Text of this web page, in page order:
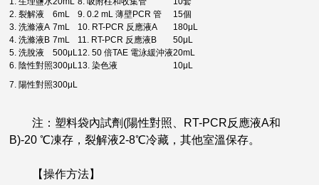
2. 裂解液
6mL 9. 0.2 mL 薄壁PCR 管
15個
3. 洗滌液A 7mL 10. RT-PCR 反應液A
180μL
4. 洗滌液B 7mL 11. RT-PCR 反應液B
50μL
5. 洗脫液
500μL 12. 50 倍TAE 電泳緩沖液20mL
6. 陰性對照300μL 13. 染色液
10μL
7. 陽性對照300μL
注：塑料袋內試劑(陽性對照、RT-PCR反應液A和
B)-20 ℃凍存，裂解液2-8℃冷藏，其他室溫保存。
【操作方法】